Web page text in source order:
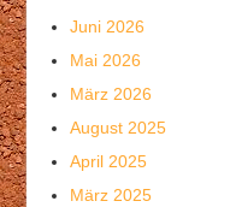
Juni 2026
Mai 2026
März 2026
August 2025
April 2025
März 2025